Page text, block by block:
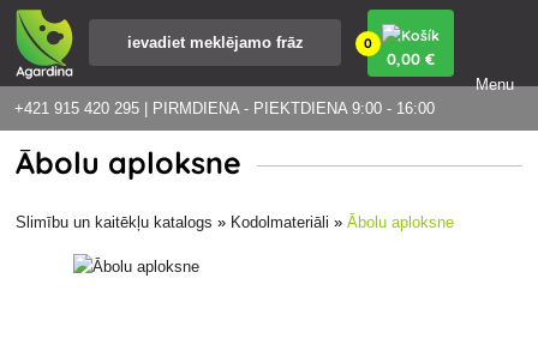
+421 915 420 295 | PIRMDIENA - PIEKTDIENA 9:00 - 16:00
0
0,00 €
Menu
Ābolu aploksne
Slimību un kaitēkļu katalogs » Kodolmateriāli »Ābolu aploksne